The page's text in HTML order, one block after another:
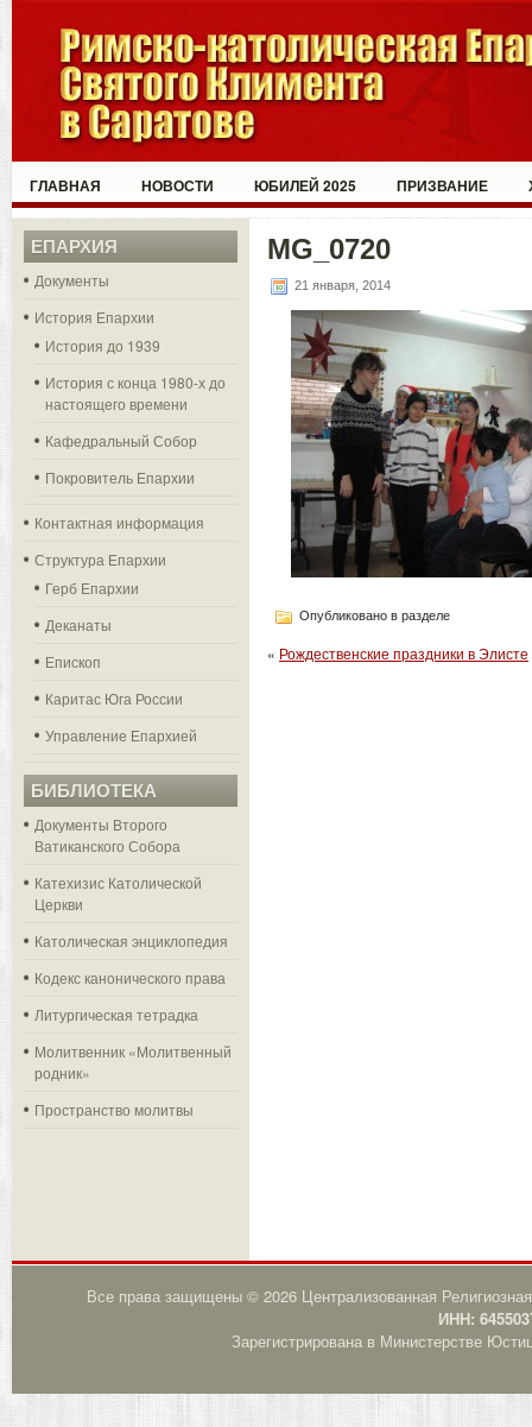
ГЛАВНАЯ НОВОСТИ ЮБИЛЕЙ 2025 ПРИЗВАНИЕ
ЕПАРХИЯ
Документы
История Епархии
История до 1939
История с конца 1980-х до
настоящего времени
Кафедральный Собор
Покровитель Епархии
Контактная информация
Структура Епархии
Герб Епархии
Деканаты
Епископ
Каритас Юга России
Управление Епархией
БИБЛИОТЕКА
Документы Второго
Ватиканского Собора
Катехизис Католической
Церкви
Католическая энциклопедия
Кодекс канонического права
Литургическая тетрадка
Молитвенник «Молитвенный
родник»
Пространство молитвы
MG_0720
21 января, 2014
Опубликовано в разделе
« Рождественские праздники в Элисте
Все права защищены © 2026 Централизованная
ИНН:
Зарегистрирована в Министерстве